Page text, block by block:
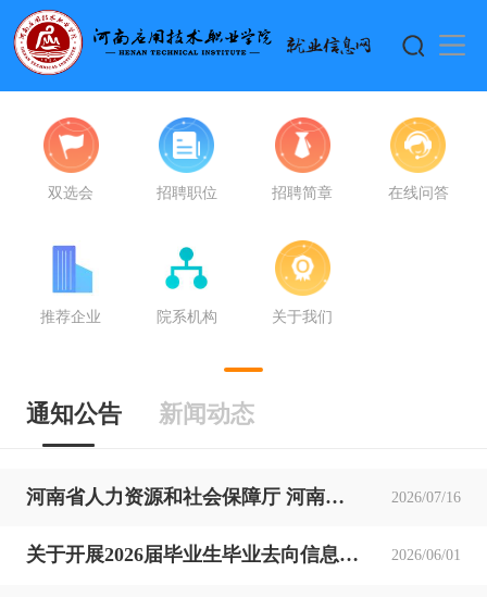
双选会 招聘职位 招聘简章 在线问答
推荐企业 院系机构 关于我们
通知公告 新闻动态
河南省人力资源和社会保障厅 河南省教育厅 河南省财政厅 河南省民政厅 河南省残疾人联合会 关于做好2027届高校毕业生一次性求职补贴申领发放工作的通知 2026/07/16
关于开展2026届毕业生毕业去向信息确认的通知 2026/06/01